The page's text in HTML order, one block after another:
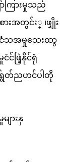
ာ်ကြားမှုသည်
ားအတွင်း္ ၊ဖျှိုး
သအမှုသေးထာွ
င်ဖြဲ့နိုင်ရုံ
ရွတ်ညဟင်ပါတို
ျားနှ